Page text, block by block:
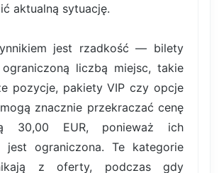
aktualną sytuację.
jest rzadkość — bilety
liczbą miejsc, takie
pozycje, pakiety VIP czy opcje
znacznie przekraczać cenę
30,00 EUR, ponieważ ich
jest ograniczona. Te kategorie
z oferty, podczas gdy